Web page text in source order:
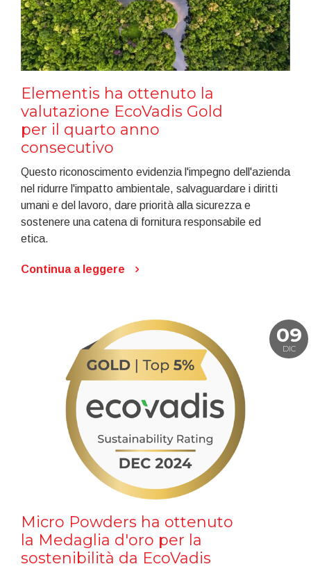
Elementis ha ottenuto la
valutazione EcoVadis Gold
per il quarto anno
consecutivo
Questo riconoscimento evidenzia l'impegno dell'azienda
nel ridurre l'impatto ambientale, salvaguardare i diritti
umani e del lavoro, dare priorità alla sicurezza e
sostenere una catena di fornitura responsabile ed
etica.
Continua a leggere
09
DIC
Micro Powders ha ottenuto
la Medaglia d'oro per la
sostenibilità da EcoVadis